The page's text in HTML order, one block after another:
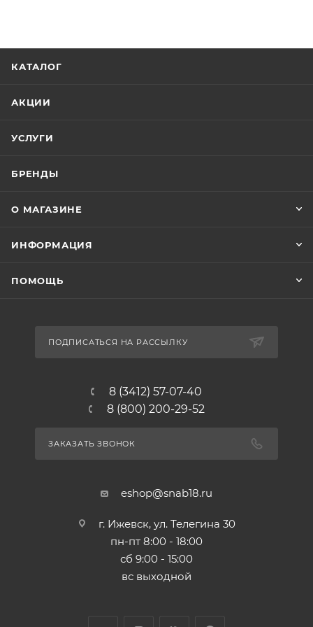
КАТАЛОГ
АКЦИИ
УСЛУГИ
БРЕНДЫ
О МАГАЗИНЕ
ИНФОРМАЦИЯ
ПОМОЩЬ
ПОДПИСАТЬСЯ НА РАССЫЛКУ
8 (3412) 57-07-40
8 (800) 200-29-52
ЗАКАЗАТЬ ЗВОНОК
eshop@snab18.ru
г. Ижевск, ул. Телегина 30
пн-пт 8:00 - 18:00
сб 9:00 - 15:00
вс выходной